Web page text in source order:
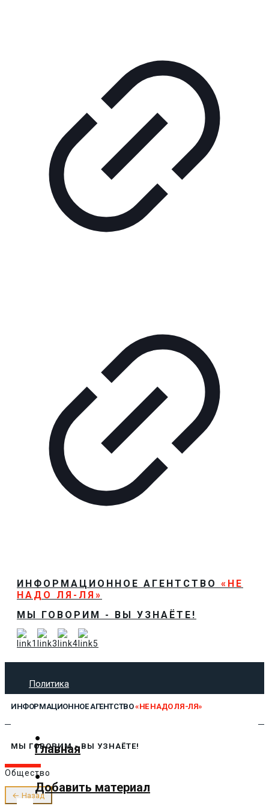
ИНФОРМАЦИОННОЕ АГЕНТСТВО «НЕ
НАДО ЛЯ-ЛЯ»
МЫ ГОВОРИМ - ВЫ УЗНАЁТЕ!
Политика
Технологии
Предложить новость
О нас
ИНФОРМАЦИОННОЕ АГЕНТСТВО«НЕ НАДО ЛЯ-ЛЯ»
Главная
Добавить материал
МЫ ГОВОРИМ - ВЫ УЗНАЁТЕ!
Общество
← Назад